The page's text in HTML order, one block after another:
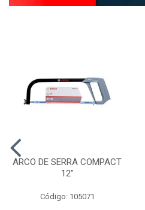
ARCO DE SERRA COMPACT
12"
Código: 105071